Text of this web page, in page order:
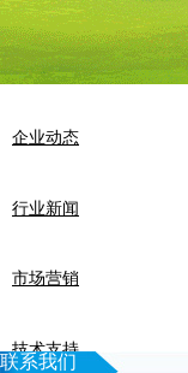
新闻分类
联系我们
企业动态
行业新闻
市场营销
技术支持